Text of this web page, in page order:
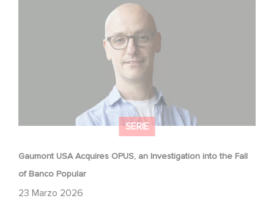
SERIE
Gaumont USA Acquires OPUS, an Investigation into the Fall
of Banco Popular
23 Marzo 2026